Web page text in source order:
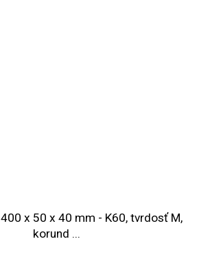
x 50 x 40 mm - K60, tvrdosť M,
korund ...